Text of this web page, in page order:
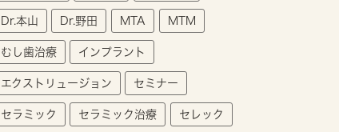
Dr.本山 Dr.野田 MTA MTM
むし歯治療 インプラント
エクストリュージョン セミナー
セラミック セラミック治療 セレック